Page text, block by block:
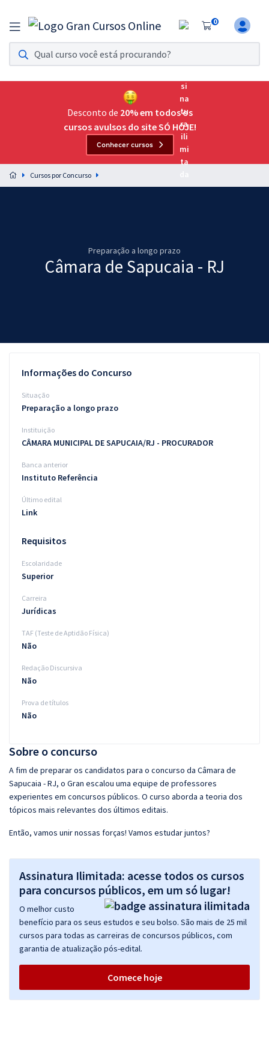
0
Assinatura Ilimitada 11
Acesso a todos os cursos. Teste grátis por 7 dias!
Assinatura OAB Até Passar
Acesso ilimitado a toda preparação para o Exame da
Preparação completa e intensiva para as principais
residências em saúde do Brasil
Cursos 20% OFF
Questões grátis
Blog
Aprovados
Atendimento
Desconto de 20% em todos os
cursos avulsos do site SÓ HOJE!
Conhecer cursos
Cursos por Concurso
Preparação a longo prazo
Câmara de Sapucaia - RJ
Sobre o concurso
A fim de preparar os candidatos para o concurso da Câmara de
Sapucaia - RJ, o Gran escalou uma equipe de professores
experientes em concursos públicos. O curso aborda a teoria dos
tópicos mais relevantes dos últimos editais.
Então, vamos unir nossas forças! Vamos estudar juntos?
Assinatura Ilimitada: acesse todos os cursos
para concursos públicos, em um só lugar!
O melhor custo
benefício para os seus estudos e seu bolso. São mais de 25 mil
cursos para todas as carreiras de concursos públicos, com
garantia de atualização pós-edital.
Comece hoje
Informações do Concurso
Situação
Preparação a longo prazo
Instituição
CÂMARA MUNICIPAL DE SAPUCAIA/RJ - PROCURADOR
Banca anterior
Instituto Referência
Último edital
Link
Requisitos
Escolaridade
Superior
Carreira
Jurídicas
TAF (Teste de Aptidão Física)
Não
Redação Discursiva
Não
Prova de títulos
Não